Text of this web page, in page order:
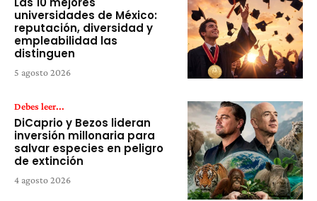
universidades de México:
reputación, diversidad y
empleabilidad las
distinguen
5 agosto 2026
Debes leer...
DiCaprio y Bezos lideran
inversión millonaria para
salvar especies en peligro
de extinción
4 agosto 2026